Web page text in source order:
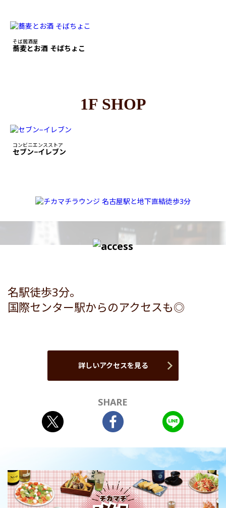
そば居酒屋
蕎麦とお酒 そばちょこ
1F SHOP
コンビニエンスストア
セブン−イレブン
名駅徒歩3分。
国際センター駅からのアクセスも◎
詳しいアクセスを見る
SHARE